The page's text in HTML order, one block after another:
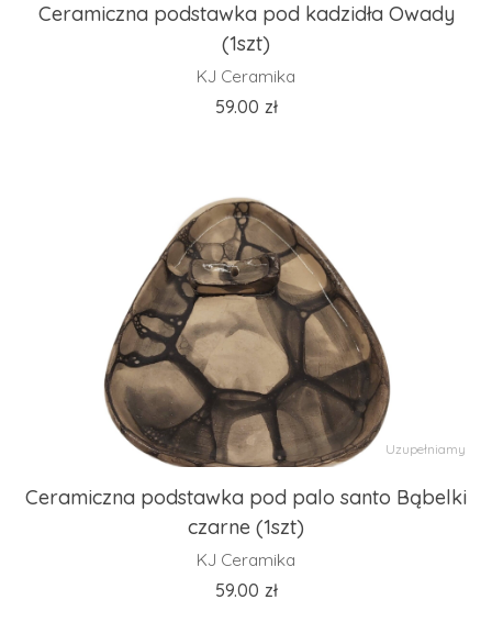
Ceramiczna podstawka pod kadzidła Owady
(1szt)
KJ Ceramika
59.00 zł
Uzupełniamy
Ceramiczna podstawka pod palo santo Bąbelki
czarne (1szt)
KJ Ceramika
59.00 zł